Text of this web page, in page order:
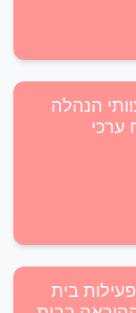
הנהלה
ערכי
בית